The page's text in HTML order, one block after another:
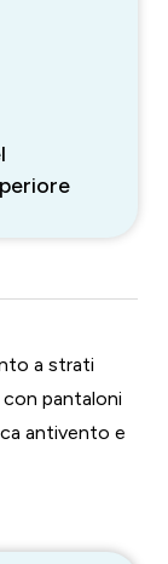
a strati
pantaloni
antivento e